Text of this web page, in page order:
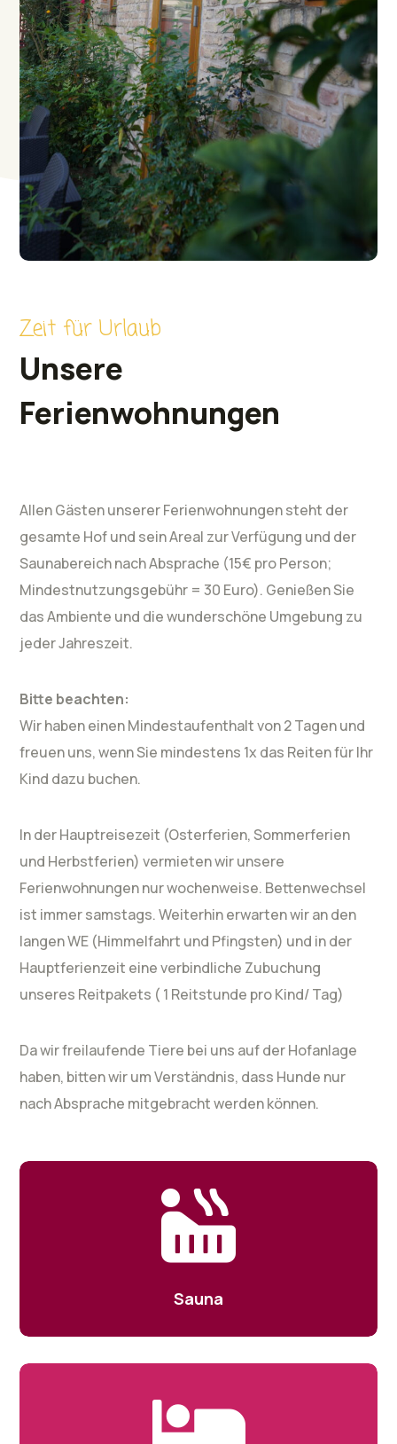
Zeit für Urlaub
Unsere
Ferienwohnungen
Allen Gästen unserer Ferienwohnungen steht der
gesamte Hof und sein Areal zur Verfügung und der
Saunabereich nach Absprache (15€ pro Person;
Mindestnutzungsgebühr = 30 Euro). Genießen Sie
das Ambiente und die wunderschöne Umgebung zu
jeder Jahreszeit.
Bitte beachten:
Wir haben einen Mindestaufenthalt von 2 Tagen und
freuen uns, wenn Sie mindestens 1x das Reiten für Ihr
Kind dazu buchen.
In der Hauptreisezeit (Osterferien, Sommerferien
und Herbstferien) vermieten wir unsere
Ferienwohnungen nur wochenweise. Bettenwechsel
ist immer samstags. Weiterhin erwarten wir an den
langen WE (Himmelfahrt und Pfingsten) und in der
Hauptferienzeit eine verbindliche Zubuchung
unseres Reitpakets ( 1 Reitstunde pro Kind/ Tag)
Da wir freilaufende Tiere bei uns auf der Hofanlage
haben, bitten wir um Verständnis, dass Hunde nur
nach Absprache mitgebracht werden können.
Sauna